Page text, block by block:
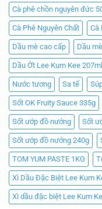
Cà phê chồn nguyên đức
Cà Phê Nguyên Chất Cà
Dầu mè cao cấp Dầu
Dầu Ớt Lee Kum Kee 207ml
Nước tương Sa tế
Sốt OK Fruity Sauce 335g
Sốt ướp đồ nướng Sốt
Sốt ướp đồ nướng 240g
TOM YUM PASTE 1KG
Xì Dầu Đặc Biệt Lee Kum
Xì dầu đặc biệt Lee Kum